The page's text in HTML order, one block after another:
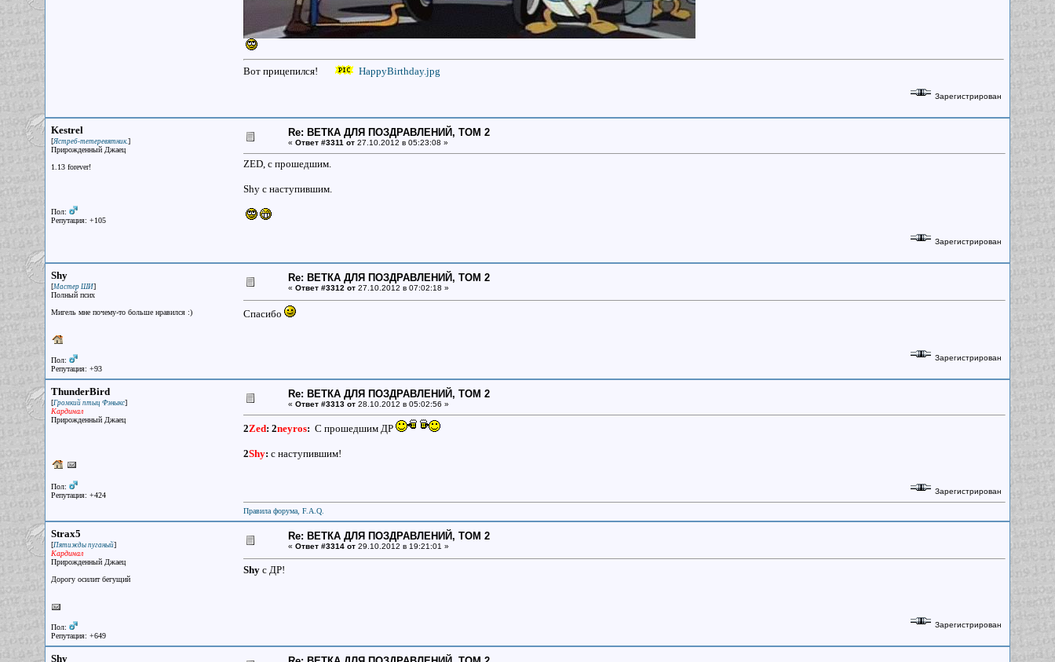
Вот прицепился! HappyBirthday.jpg
Зарегистрирован
Kestrel
[Ястреб-тетеревятник.]
Прирожденный Джаец
1.13 forever!
Пол:
Репутация: +105
Re: ВЕТКА ДЛЯ ПОЗДРАВЛЕНИЙ, ТОМ 2
« Ответ #3311 от 27.10.2012 в 05:23:08 »
ZED, с прошедшим.
Shy с наступившим.
Зарегистрирован
Shy
[Мастер ШИ]
Полный псих
Мигель мне почему-то больше нравился :)
Пол:
Репутация: +93
Re: ВЕТКА ДЛЯ ПОЗДРАВЛЕНИЙ, ТОМ 2
« Ответ #3312 от 27.10.2012 в 07:02:18 »
Спасибо
Зарегистрирован
ThunderBird
[Громкий птыц Фэныкс]
Кардинал
Прирожденный Джаец
Пол:
Репутация: +424
Re: ВЕТКА ДЛЯ ПОЗДРАВЛЕНИЙ, ТОМ 2
« Ответ #3313 от 28.10.2012 в 05:02:56 »
2Zed: 2neyros: С прошедшим ДР
2Shy: с наступившим!
Зарегистрирован
Правила форума, F.A.Q.
Strax5
[Пятижды пуганый]
Кардинал
Прирожденный Джаец
Дорогу осилит бегущий
Пол:
Репутация: +649
Re: ВЕТКА ДЛЯ ПОЗДРАВЛЕНИЙ, ТОМ 2
« Ответ #3314 от 29.10.2012 в 19:21:01 »
Shy c ДР!
Зарегистрирован
Shy